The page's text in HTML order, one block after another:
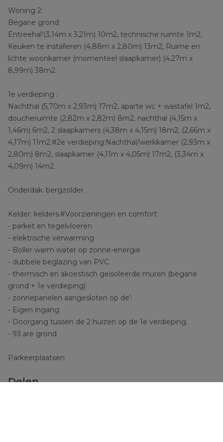
Woning 2:
Begane grond:
Entreehal'(3,14m x 3,21m) 10m2, technische ruimte 1m2,
Keuken te installeren (4,88m x 2,80m) 13m2, Ruime en
lichte woonkamer (momenteel slaapkamer) (4,27m x
8,99m) 38m2.
1e verdieping :
Nachthal (5,70m x 2,93m) 17m2, aparte wc + wastafel 1m2,
doucheruimte (2,82m x 2,82m) 8m2, nachthal (4,15m x
1,46m) 6m2, 2 slaapkamers (4,38m x 4,15m) 18m2, (2,66m x
4,17m) 11m2.#2e verdieping:Nachthal/werkkamer (2,93m x
2,80m) 8m2, slaapkamer (4,11m x 4,05m) 17m2, (3,34m x
4,09m) 14m2.
Onderdak: bergzolder.
Kelder: kelders.#Voorzieningen en comfort:
- parket en tegelvloeren
- elektrische verwarming
- Boller warm water op zonne-energie
- dubbele beglazing van PVC
- thermisch en akoestisch geïsoleerde muren (begane
grond + 1e verdieping)
- zonnepanelen aangesloten op de':
- Eigen ingang
- Doorgang tussen de 2 huizen op de 1e verdieping.
- 93 are grond
Parkeerplaatsen
Delen